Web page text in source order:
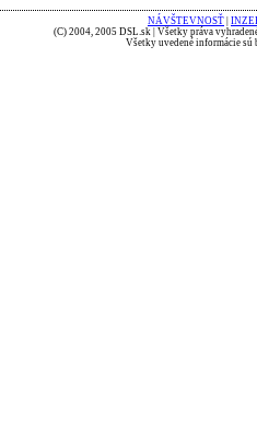
NÁVŠTEVNOSŤ
(C) 2004, 2005 DSL.sk | Všetky práva
Všetky uvedené informácie sú